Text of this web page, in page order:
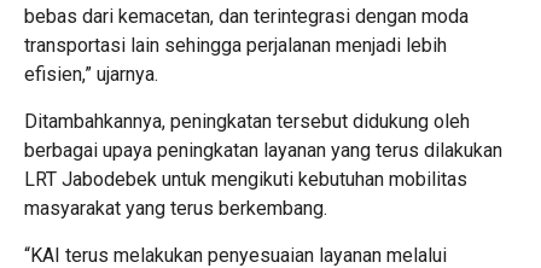
bebas dari kemacetan, dan terintegrasi dengan moda
transportasi lain sehingga perjalanan menjadi lebih
efisien,” ujarnya.
Ditambahkannya, peningkatan tersebut didukung oleh
berbagai upaya peningkatan layanan yang terus dilakukan
LRT Jabodebek untuk mengikuti kebutuhan mobilitas
masyarakat yang terus berkembang.
“KAI terus melakukan penyesuaian layanan melalui